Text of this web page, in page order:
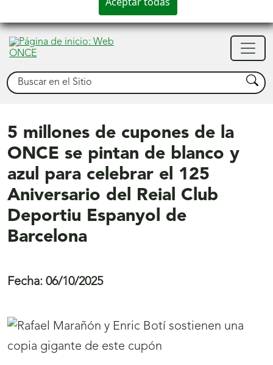
Buscar Buscar
5 millones de cupones de la
ONCE se pintan de blanco y
azul para celebrar el 125
Aniversario del Reial Club
Deportiu Espanyol de
Barcelona
Fecha: 06/10/2025